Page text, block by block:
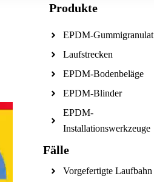
Produkte
EPDM-Gummigranulat
Laufstrecken
EPDM-Bodenbeläge
EPDM-Blinder
EPDM-
Installationswerkzeuge
Fälle
Vorgefertigte Laufbahn